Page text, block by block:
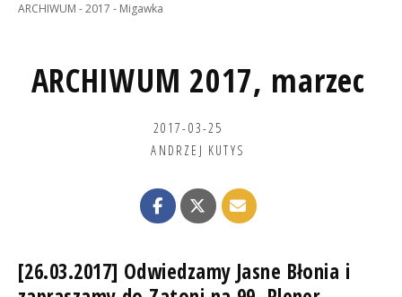
ARCHIWUM - 2017 - Migawka
ARCHIWUM 2017, marzec
2017-03-25
ANDRZEJ KUTYS
[26.03.2017] Odwiedzamy Jasne Błonia i